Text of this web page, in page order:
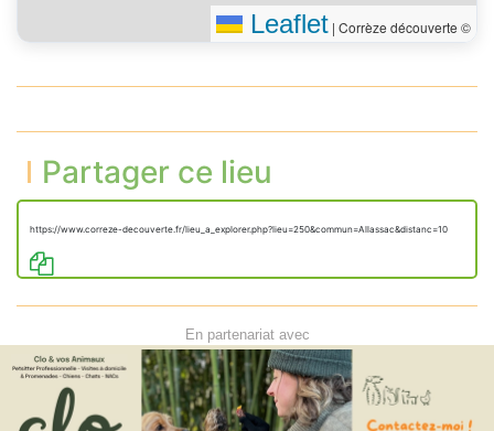
Leaflet | Corrèze découverte ©
Partager ce lieu
https://www.correze-decouverte.fr/lieu_a_explorer.php?lieu=250&commun=Allassac&distanc=10
En partenariat avec